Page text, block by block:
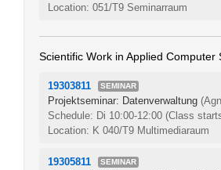
Location: 051/T9 Seminarraum
Scientific Work in Applied Computer
19303811 SEMINAR
Projektseminar: Datenverwaltung
Schedule: Di 10:00-12:00 (Class
Location: K 040/T9 Multimediaraum
19305811 SEMINAR